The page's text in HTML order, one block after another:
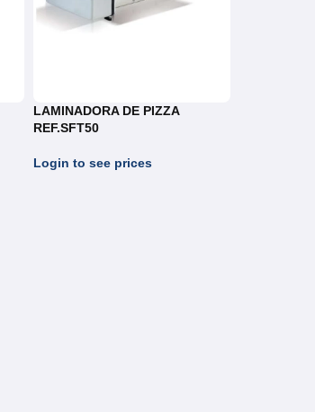
LAMINADORA DE PIZZA
REF.SFT50
Login to see prices